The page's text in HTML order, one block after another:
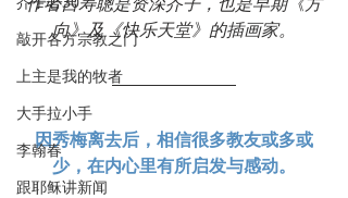
敲开各方宗教之门
上主是我的牧者
大手拉小手
李翰春
跟耶稣讲新闻
向》及《快乐天堂》的插画家。
因秀梅离去后，相信很多教友或多或
少，在内心里有所启发与感动。